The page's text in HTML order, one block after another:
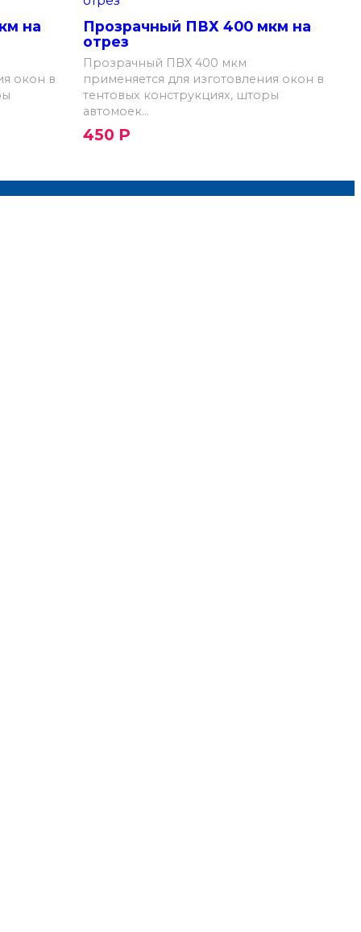
на
окон в
Прозрачный ПВХ 400 мкм на
отрез
Прозрачный ПВХ 400 мкм
применяется для изготовления окон в
тентовых конструкциях, шторы
автомоек...
450 Р